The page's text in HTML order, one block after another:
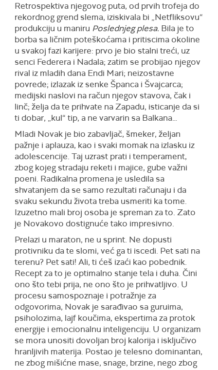
Retrospektiva njegovog puta, od prvih trofeja do
rekordnog grend slema, iziskivala bi „Netfliksovu“
produkciju u maniru Poslednjeg plesa. Bila je to
borba sa ličnim poteškoćama i pritiscima okoline
u svakoj fazi karijere: prvo je bio stalni treći, uz
senci Federera i Nadala; zatim se probijao njegov
rival iz mladih dana Endi Mari; neizostavne
povrede; izlazak iz senke Španca i Švajcarca;
medijski naslovi na račun njegov stavova, čak i
linč; želja da te prihvate na Zapadu, isticanje da si
ti dobar, „kul“ tip, a ne varvarin sa Balkana…
Mladi Novak je bio zabavljač, šmeker, željan
pažnje i aplauza, kao i svaki momak na izlasku iz
adolescencije. Taj uzrast prati i temperament,
zbog kojeg stradaju reketi i majice, gube važni
poeni. Radikalna promena je usledila sa
shvatanjem da se samo rezultati računaju i da
svaku sekundu života treba usmeriti ka tome.
Izuzetno mali broj osoba je spreman za to. Zato
je Novakovo dostignuće tako impresivno.
Prelazi u maraton, ne u sprint. Ne dopusti
protivniku da te slomi, već ga ti iscedi. Pet sati na
terenu? Pet sati! Ali, ti ćeš izaći kao pobednik.
Recept za to je optimalno stanje tela i duha. Čini
ono što tebi prija, ne ono što je prihvatljivo. U
procesu samospoznaje i potražnje za
odgovorima, Novak je sarađivao sa guruima,
psiholozima, lajf koučima, ekspertima za protok
energije i emocionalnu inteligenciju. U organizam
se mora unositi dovoljan broj kalorija i isključivo
hranljivih materija. Postao je telesno dominantan,
ne zbog mišićne mase, snage, brzine, nego zbog